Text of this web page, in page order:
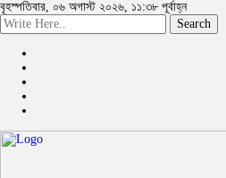
বৃহস্পতিবার, ০৬ অগাস্ট ২০২৬, ১১:৩৮ পূর্বাহ্ন
Search